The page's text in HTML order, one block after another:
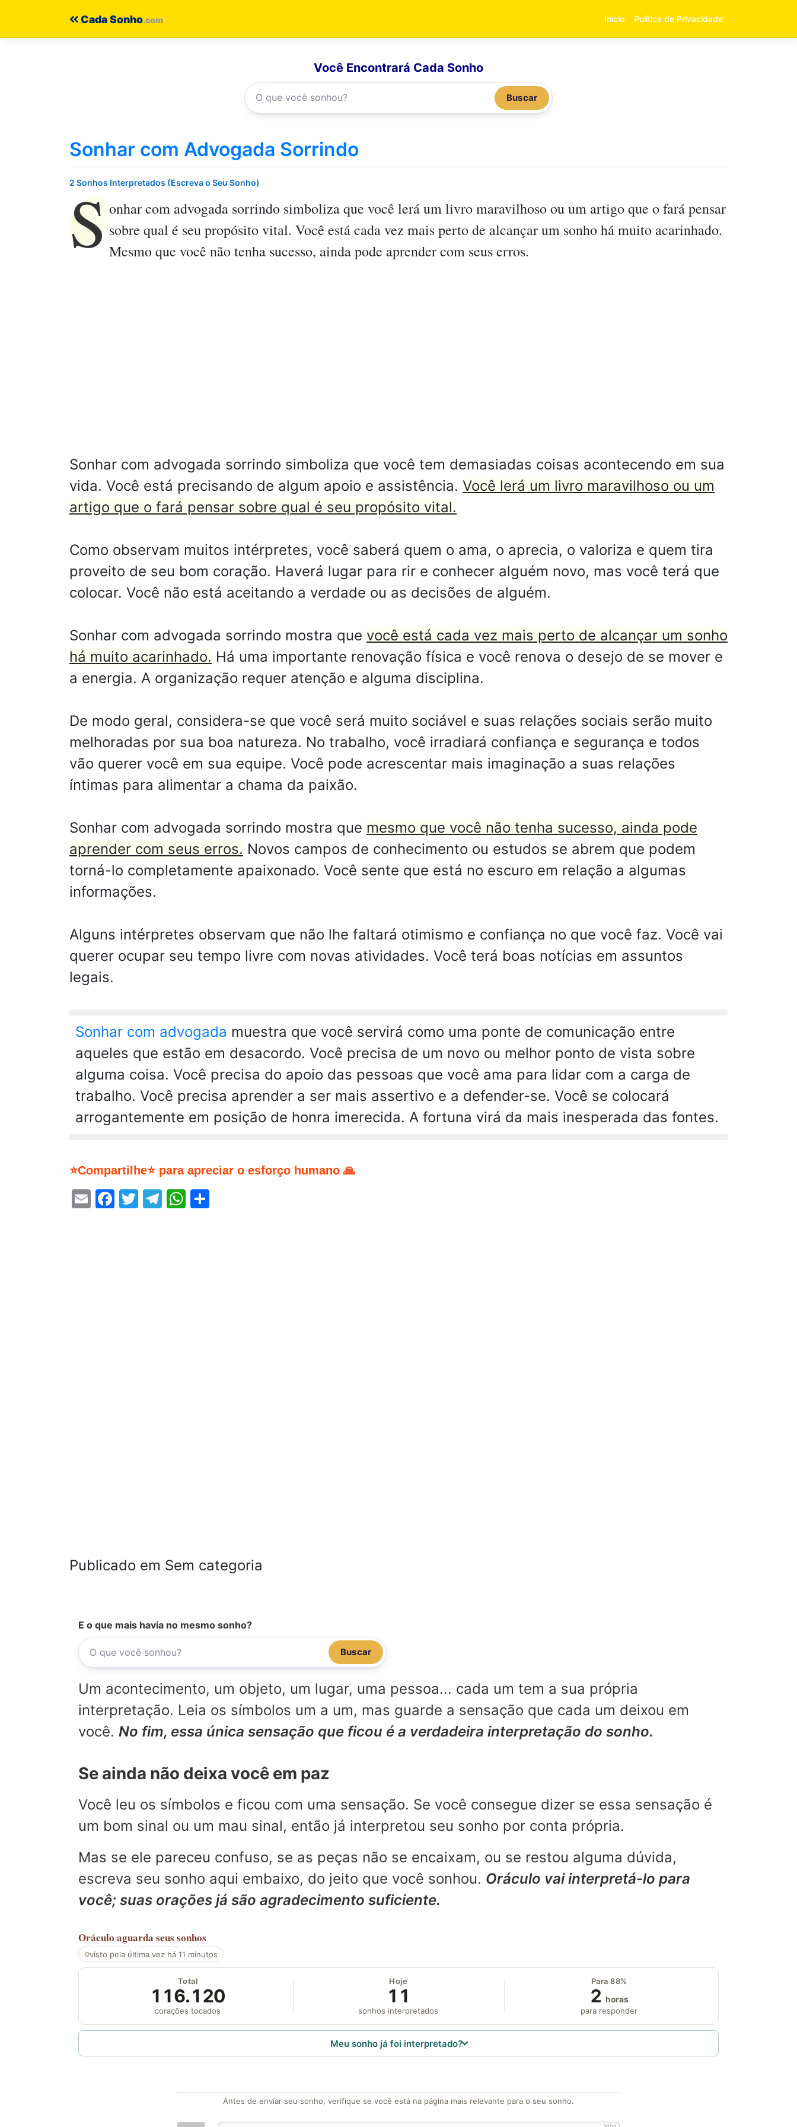
Cada Sonho Início Política de Privacidade
Você Encontrará Cada Sonho
Buscar
Sonhar com Advogada Sorrindo
2 Sonhos Interpretados (Escreva o Seu Sonho)
S onhar com advogada sorrindo simboliza que você lerá um livro maravilhoso ou um artigo que o fará pensar
sobre qual é seu propósito vital. Você está cada vez mais perto de alcançar um sonho há muito acarinhado.
Mesmo que você não tenha sucesso, ainda pode aprender com seus erros.
Sonhar com advogada sorrindo simboliza que você tem demasiadas coisas acontecendo em sua
vida. Você está precisando de algum apoio e assistência. Você lerá um livro maravilhoso ou um
artigo que o fará pensar sobre qual é seu propósito vital.
Como observam muitos intérpretes, você saberá quem o ama, o aprecia, o valoriza e quem tira
proveito de seu bom coração. Haverá lugar para rir e conhecer alguém novo, mas você terá que
colocar. Você não está aceitando a verdade ou as decisões de alguém.
Sonhar com advogada sorrindo mostra que você está cada vez mais perto de alcançar um sonho
há muito acarinhado. Há uma importante renovação física e você renova o desejo de se mover e
a energia. A organização requer atenção e alguma disciplina.
De modo geral, considera-se que você será muito sociável e suas relações sociais serão muito
melhoradas por sua boa natureza. No trabalho, você irradiará confiança e segurança e todos
vão querer você em sua equipe. Você pode acrescentar mais imaginação a suas relações
íntimas para alimentar a chama da paixão.
Sonhar com advogada sorrindo mostra que mesmo que você não tenha sucesso, ainda pode
aprender com seus erros. Novos campos de conhecimento ou estudos se abrem que podem
torná-lo completamente apaixonado. Você sente que está no escuro em relação a algumas
informações.
Alguns intérpretes observam que não lhe faltará otimismo e confiança no que você faz. Você vai
querer ocupar seu tempo livre com novas atividades. Você terá boas notícias em assuntos
legais.
Sonhar com advogada muestra que você servirá como uma ponte de comunicação entre
aqueles que estão em desacordo. Você precisa de um novo ou melhor ponto de vista sobre
alguma coisa. Você precisa do apoio das pessoas que você ama para lidar com a carga de
trabalho. Você precisa aprender a ser mais assertivo e a defender-se. Você se colocará
arrogantemente em posição de honra imerecida. A fortuna virá da mais inesperada das fontes.
⭐Compartilhe⭐ para apreciar o esforço humano 🙏
EmailFacebook
Twitter
Telegram
WhatsApp
Publicado em Sem categoria
E o que mais havia no mesmo sonho?
Buscar
Um acontecimento, um objeto, um lugar, uma pessoa... cada um tem a sua própria
interpretação. Leia os símbolos um a um, mas guarde a sensação que cada um deixou em
você. No fim, essa única sensação que ficou é a verdadeira interpretação do sonho.
Se ainda não deixa você em paz
Você leu os símbolos e ficou com uma sensação. Se você consegue dizer se essa sensação é
um bom sinal ou um mau sinal, então já interpretou seu sonho por conta própria.
Mas se ele pareceu confuso, se as peças não se encaixam, ou se restou alguma dúvida,
escreva seu sonho aqui embaixo, do jeito que você sonhou. Oráculo vai interpretá-lo para
você; suas orações já são agradecimento suficiente.
Oráculo aguarda seus sonhos
visto pela última vez há 11 minutos
Total
116.120
corações tocados
Hoje
11
sonhos interpretados
Para 88%
2 horas
para responder
Meu sonho já foi interpretado?
Antes de enviar seu sonho, verifique se você está na página mais relevante para o seu sonho.